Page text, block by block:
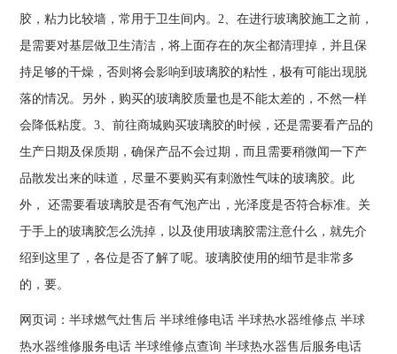
胶，粘力比较墙，常用于卫生间内。2、在进行玻璃胶施工之前，
是需要对基层做卫生清洁，将上面存在的灰尘都清理掉，并且保
持足够的干燥，否则将会影响到玻璃胶的粘性，极有可能出现脱
落的情况。另外，购买的玻璃胶质量也是不能太差的，不然一样
会降低粘度。3、前往商城购买玻璃胶的时候，还是需要看产品的
生产日期及保质期，确保产品不会过期，而且需要稍微闻一下产
品散发出来的味道，尽量不要购买有刺激性气味的玻璃胶。此
外， 还需要看玻璃胶是否有气泡产出，光泽度是否符合标准。关
于手上的玻璃胶怎么洗掉，以及使用玻璃胶需注意什么，就先介
绍到这里了，各位是否了解了呢。玻璃胶使用的细节是非常多
的，要。
网页词：半球燃气灶售后 半球维修电话 半球热水器维修点 半球
热水器维修服务电话 半球维修点查询 半球热水器售后服务电话